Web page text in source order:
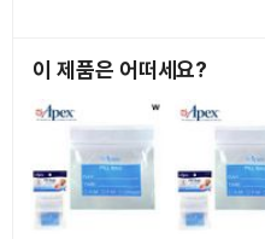
이 제품은 어떠세요?